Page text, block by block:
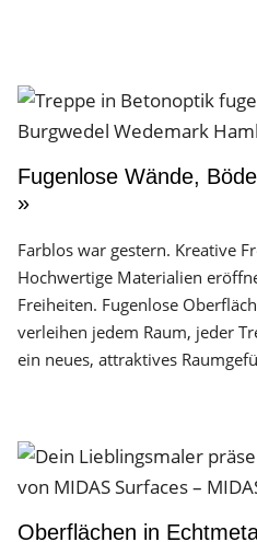
Fugenlose Wände,
»
Farblos war gestern. Kreative
Hochwertige Materialien
Freiheiten. Fugenlose
verleihen jedem Raum, jeder
ein neues, attraktives
Oberflächen in